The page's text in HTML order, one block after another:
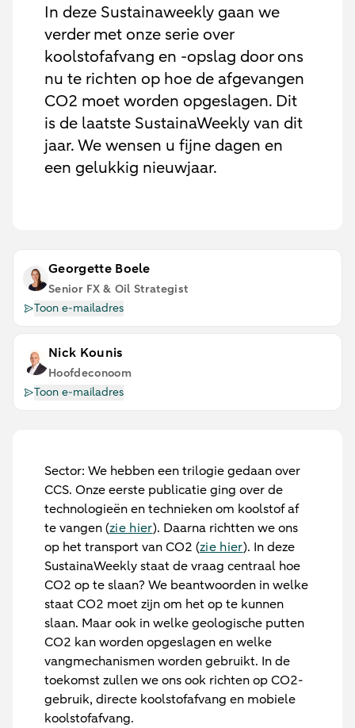
In deze Sustainaweekly gaan we
verder met onze serie over
koolstofafvang en -opslag door ons
nu te richten op hoe de afgevangen
CO2 moet worden opgeslagen. Dit
is de laatste SustainaWeekly van dit
jaar. We wensen u fijne dagen en
een gelukkig nieuwjaar.
Georgette Boele
Senior FX & Oil Strategist
Toon e-mailadres
Nick Kounis
Hoofdeconoom
Toon e-mailadres
Sector: We hebben een trilogie gedaan over
CCS. Onze eerste publicatie ging over de
technologieën en technieken om koolstof af
te vangen (zie hier). Daarna richtten we ons
op het transport van CO2 (zie hier). In deze
SustainaWeekly staat de vraag centraal hoe
CO2 op te slaan? We beantwoorden in welke
staat CO2 moet zijn om het op te kunnen
slaan. Maar ook in welke geologische putten
CO2 kan worden opgeslagen en welke
vangmechanismen worden gebruikt. In de
toekomst zullen we ons ook richten op CO2-
gebruik, directe koolstofafvang en mobiele
koolstofafvang.